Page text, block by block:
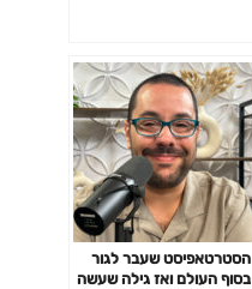
הסטרטאפיסט שעבר לגור
בסוף העולם ואז גילה שעשה